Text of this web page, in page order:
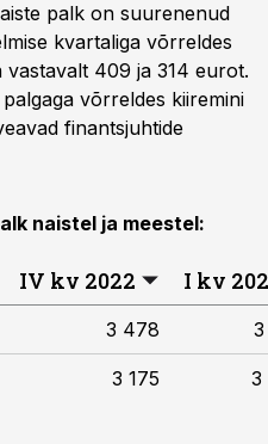
palk on suurenenud
kvartaliga võrreldes
409 ja 314 eurot.
võrreldes kiiremini
finantsjuhtide
naistel ja meestel:
IV kv 2022 I kv
3 478
3 175 3